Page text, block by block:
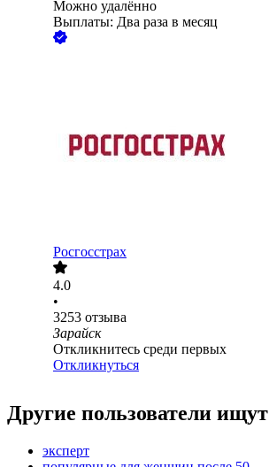
Можно удалённо
Выплаты: Два раза в месяц
Росгосстрах
4.0
•
3253 отзыва
Зарайск
Откликнитесь среди первых
Откликнуться
Другие пользователи ищут
эксперт